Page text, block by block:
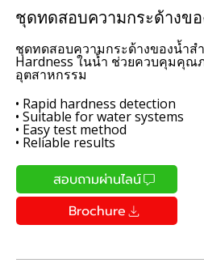
ชุดทดสอบความกระด้างข
ชุดทดสอบความกระด้างของน้ำส
Hardness ในน้ำ ช่วยควบคุมคุณ
อุตสาหกรรม
• Rapid hardness detection
• Suitable for water systems
• Easy test method
• Reliable results
สอบถามผ่านไลน์
Brochure